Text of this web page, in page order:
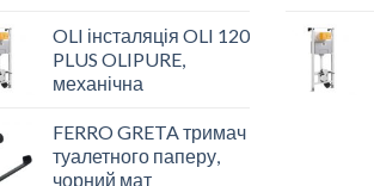
OLI інсталяція OLI 120
PLUS OLIPURE,
механічна
FERRO GRETA тримач
туалетного паперу,
чорний мат